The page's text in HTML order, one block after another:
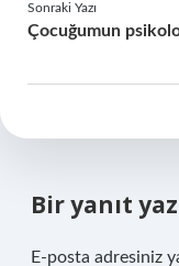
Sonraki Yazı
Çocuğumun
Bir yanıt
E-posta adresiniz